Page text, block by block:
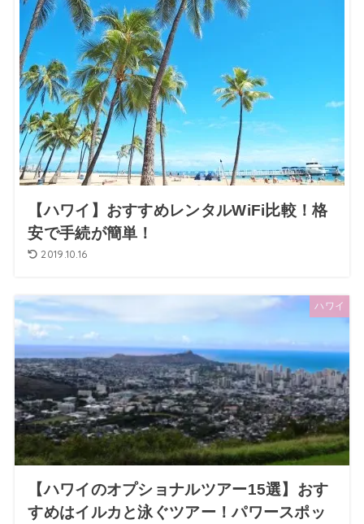
【ハワイ】おすすめレンタルWiFi比較！格
安で手続が簡単！
2019.10.16
ハワイ
【ハワイのオプショナルツアー15選】おす
すめはイルカと泳ぐツアー！パワースポッ